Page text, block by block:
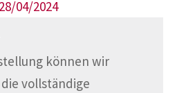
04/2024
können wir
vollständige